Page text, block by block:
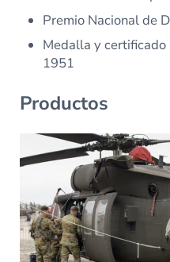
Premio Nacional de
Medalla y
1951
Productos